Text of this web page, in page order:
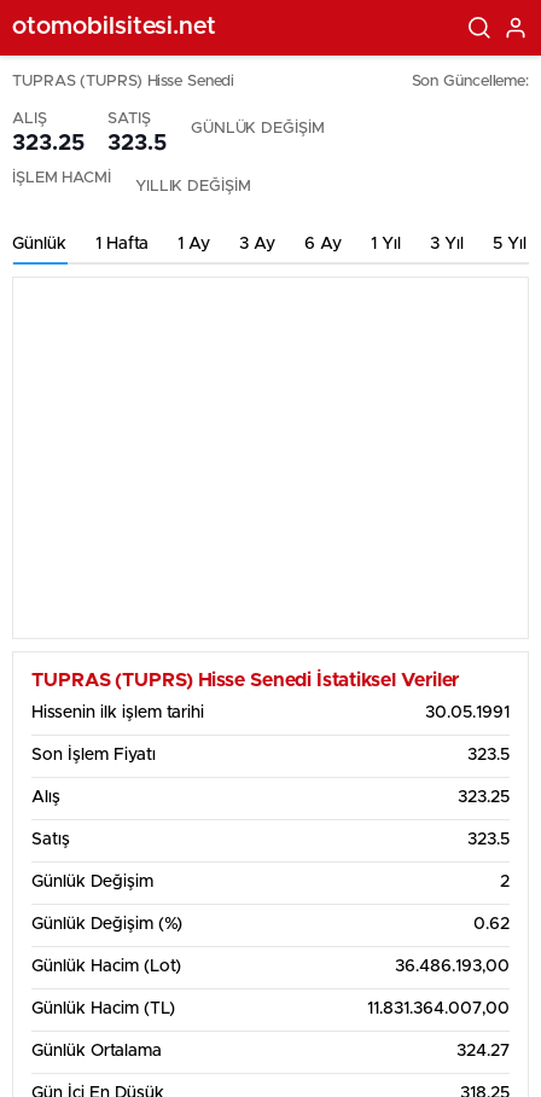
otomobilsitesi.net
TUPRAS (TUPRS) Hisse Senedi Son Güncelleme:
ALIŞ
323.25
SATIŞ
323.5
GÜNLÜK DEĞİŞİM
İŞLEM HACMİ YILLIK DEĞİŞİM
Günlük 1 Hafta 1 Ay 3 Ay 6 Ay 1 Yıl 3 Yıl 5 Yıl
TUPRAS (TUPRS) Hisse Senedi İstatiksel Veriler
Hissenin ilk işlem tarihi 30.05.1991
Son İşlem Fiyatı 323.5
Alış 323.25
Satış 323.5
Günlük Değişim 2
Günlük Değişim (%) 0.62
Günlük Hacim (Lot) 36.486.193,00
Günlük Hacim (TL) 11.831.364.007,00
Günlük Ortalama 324.27
Gün İçi En Düşük 318.25